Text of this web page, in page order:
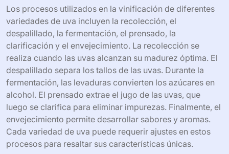
para la crianza, donde puede madurar y desarrollar sus
sabores. Finalmente, el vino se filtra y embotella para su
consumo. Cada variedad de uva aporta características
únicas al vino, influenciando su aroma, sabor y textura.
¿Qué procesos se utilizan en la
vinificación de diferentes variedades
de uva?
Los procesos utilizados en la vinificación de diferentes
variedades de uva incluyen la recolección, el
despalillado, la fermentación, el prensado, la
clarificación y el envejecimiento. La recolección se